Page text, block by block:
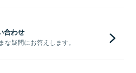
合わせ
疑問にお答えします。